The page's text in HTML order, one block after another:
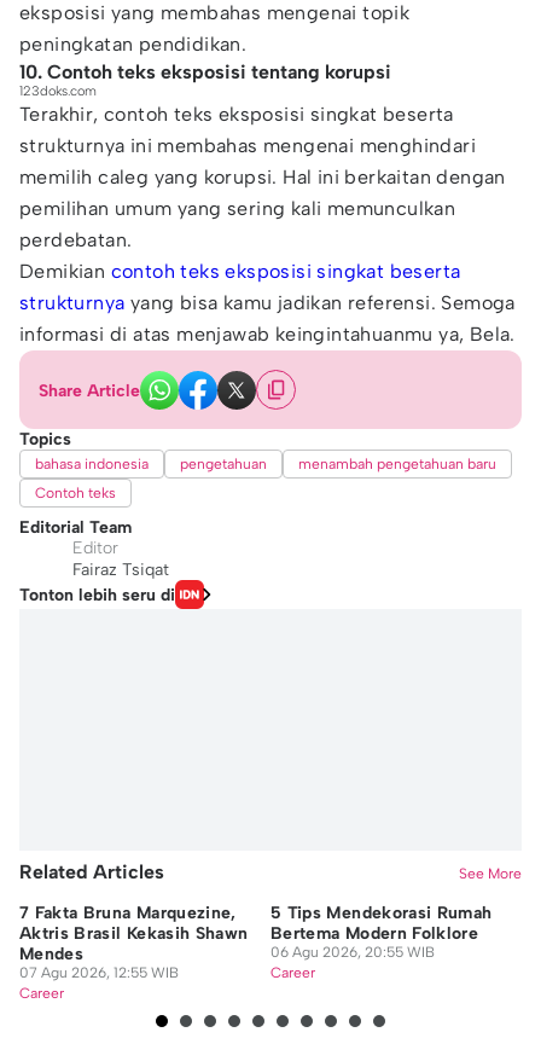
eksposisi yang membahas mengenai topik
peningkatan pendidikan.
10. Contoh teks eksposisi tentang korupsi
123doks.com
Terakhir, contoh teks eksposisi singkat beserta
strukturnya ini membahas mengenai menghindari
memilih caleg yang korupsi. Hal ini berkaitan dengan
pemilihan umum yang sering kali memunculkan
perdebatan.
Demikian contoh teks eksposisi singkat beserta
strukturnya yang bisa kamu jadikan referensi. Semoga
informasi di atas menjawab keingintahuanmu ya, Bela.
Share Article
Topics
bahasa indonesia pengetahuan
menambah pengetahuan baru
Contoh teks
Editorial Team
Editor
Fairaz Tsiqat
Tonton lebih seru di
Related Articles See More
7 Fakta Bruna Marquezine,
Aktris Brasil Kekasih Shawn
Mendes
07 Agu 2026, 12:55 WIB
Career
5 Tips Mendekorasi Rumah
Bertema Modern Folklore
06 Agu 2026, 20:55 WIB
Career